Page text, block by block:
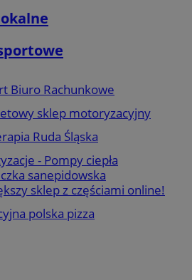
Biuro Rachunkowe
sklep motoryzacyjny
Ruda Śląska
- Pompy ciepła
sanepidowska
sklep z częściami online!
polska pizza